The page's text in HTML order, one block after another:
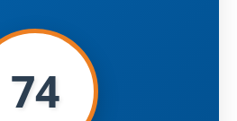
74